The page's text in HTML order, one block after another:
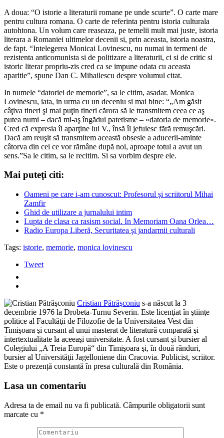
A doua: “O istorie a literaturii romane pe unde scurte”. O carte mare
pentru cultura romana. O carte de referinta pentru istoria culturala
autohtona. Un volum care reaseaza, pe temelii mult mai juste, istoria
literara a Romaniei ultimelor decenii si, prin aceasta, istoria noastra,
de fapt. “Intelegerea Monicai Lovinescu, nu numai in termeni de
rezistenta anticomunista si de politizare a literaturii, ci si de critic si
istoric literar propriu-zis cred ca se impune odata cu aceasta
aparitie”, spune Dan C. Mihailescu despre volumul citat.
In numele “datoriei de memorie”, sa le citim, asadar. Monica
Lovinescu, iata, in urma cu un deceniu si mai bine: “„Am găsit
câţiva tineri şi mai puţin tineri cărora să le transmitem ceea ce aş
putea numi – dacă mi-aş îngădui patetisme – «datoria de memorie».
Cred că expresia îi aparţine lui V., însă îl jefuiesc fără remuşcări.
Dacă am reuşit să transmitem această obsesie a aducerii-aminte
câtorva din cei ce vor rămâne după noi, aproape totul a avut un
sens.”Sa le citim, sa le recitim. Si sa vorbim despre ele.
Mai puteţi citi:
Oameni pe care i-am cunoscut: Profesorul şi scriitorul Mihai
Zamfir
Ghid de utilizare a jurnalului intim
Lupta de clasa ca rasism social. In Memoriam Oana Orlea…
Radio Europa Liberă, Securitatea şi jandarmii culturali
Tags: istorie, memorie, monica lovinescu
Tweet
Cristian Pătrăşconiu s-a născut la 3
decembrie 1976 la Drobeta-Turnu Severin. Este licenţiat în ştiinţe
politice al Facultăţii de Filozofie de la Universitatea Vest din
Timişoara şi cursant al unui masterat de literatură comparată şi
intertextualitate la aceeaşi universitate. A fost cursant şi bursier al
Colegiului „A Treia Europă“ din Timişoara şi, în două rânduri,
bursier al Universităţii Jagelloniene din Cracovia. Publicist, scriitor.
Este o prezență constantă în presa culturală din România.
Lasa un comentariu
Adresa ta de email nu va fi publicată. Câmpurile obligatorii sunt
marcate cu *